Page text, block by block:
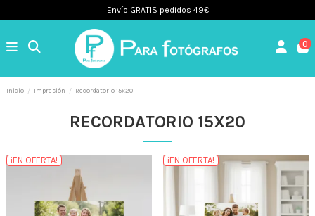
Envío GRATIS pedidos 49€
0
Inicio Impresión Recordatorio 15x20
RECORDATORIO 15X20
¡EN OFERTA! ¡EN OFERTA!